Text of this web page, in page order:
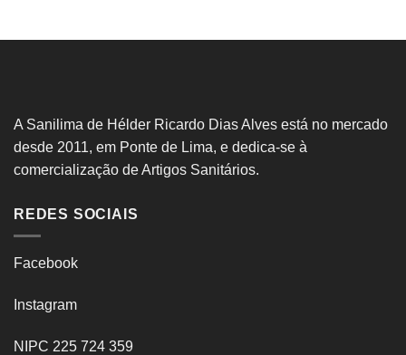
A Sanilima de Hélder Ricardo Dias Alves está no mercado
desde 2011, em Ponte de Lima, e dedica-se à
comercialização de Artigos Sanitários.
REDES SOCIAIS
Facebook
Instagram
NIPC 225 724 359